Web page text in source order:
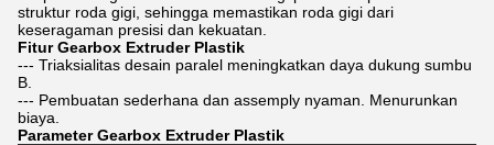
struktur roda gigi, sehingga memastikan roda gigi dari
keseragaman presisi dan kekuatan.
Fitur Gearbox Extruder Plastik
--- Triaksialitas desain paralel meningkatkan daya dukung sumbu
B.
--- Pembuatan sederhana dan assemply nyaman. Menurunkan
biaya.
Parameter Gearbox Extruder Plastik